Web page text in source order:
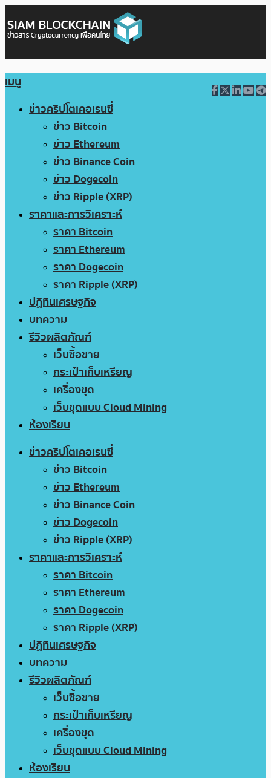
เมนู
ข่าวคริปโตเคอเรนซี่
ข่าว Bitcoin
ข่าว Ethereum
ข่าว Binance Coin
ข่าว Dogecoin
ข่าว Ripple (XRP)
ราคาและการวิเคราะห์
ราคา Bitcoin
ราคา Ethereum
ราคา Dogecoin
ราคา Ripple (XRP)
ปฏิทินเศรษฐกิจ
บทความ
รีวิวผลิตภัณฑ์
เว็บซื้อขาย
กระเป๋าเก็บเหรียญ
เครื่องขุด
เว็บขุดแบบ Cloud Mining
ห้องเรียน
ข่าวคริปโตเคอเรนซี่
ข่าว Bitcoin
ข่าว Ethereum
ข่าว Binance Coin
ข่าว Dogecoin
ข่าว Ripple (XRP)
ราคาและการวิเคราะห์
ราคา Bitcoin
ราคา Ethereum
ราคา Dogecoin
ราคา Ripple (XRP)
ปฏิทินเศรษฐกิจ
บทความ
รีวิวผลิตภัณฑ์
เว็บซื้อขาย
กระเป๋าเก็บเหรียญ
เครื่องขุด
เว็บขุดแบบ Cloud Mining
ห้องเรียน